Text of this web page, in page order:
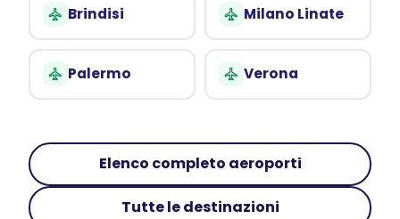
Brindisi Milano Linate
Palermo Verona
Elenco completo aeroporti
Tutte le destinazioni